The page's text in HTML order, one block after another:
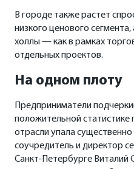
В городе также растет
низкого ценового
холлы — как в рамках
отдельных проектов.
На одном плоту
Предприниматели
положительной
отрасли упала существенно
соучредитель и директор
Санкт-Петербурге Виталий